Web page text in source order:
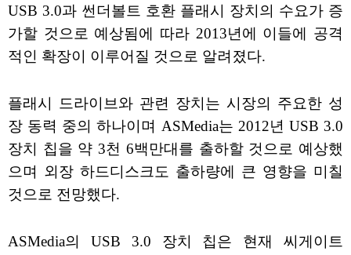
USB 3.0과 썬더볼트 호환 플래시 장치의 수요가 증
가할 것으로 예상됨에 따라 2013년에 이들에 공격
적인 확장이 이루어질 것으로 알려졌다.
플래시 드라이브와 관련 장치는 시장의 주요한 성
장 동력 중의 하나이며 ASMedia는 2012년 USB 3.0
장치 칩을 약 3천 6백만대를 출하할 것으로 예상했
으며 외장 하드디스크도 출하량에 큰 영향을 미칠
것으로 전망했다.
ASMedia의 USB 3.0 장치 칩은 현재 씨게이트